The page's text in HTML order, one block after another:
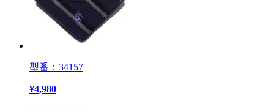
型番：34157
¥4,980